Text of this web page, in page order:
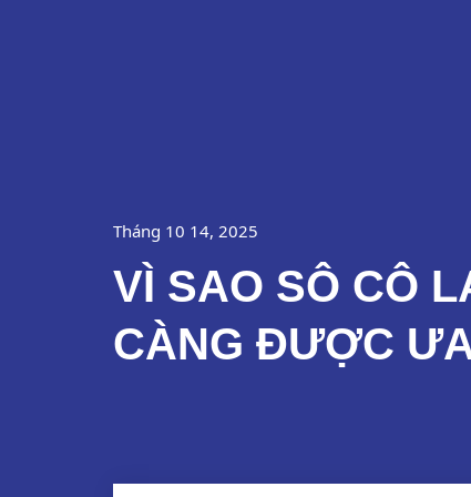
Tháng 10 14, 2025
VÌ SAO SÔ CÔ
CÀNG ĐƯỢC